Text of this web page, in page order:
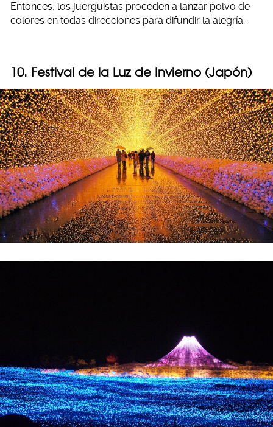
Entonces, los juerguistas proceden a lanzar polvo de
colores en todas direcciones para difundir la alegría.
10. Festival de la Luz de Invierno (Japón)